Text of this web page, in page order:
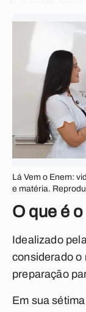
Lá Vem o Enem:
e matéria.
O que é
Idealizado
considerado o
preparação
Em sua